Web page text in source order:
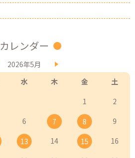
カレンダー
2026年5月
水 木 金
土
1
2
6 7 8
9
13 14 15
16